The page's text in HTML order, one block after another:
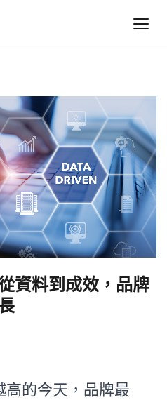
資料到成效，品牌
高的今天，品牌最